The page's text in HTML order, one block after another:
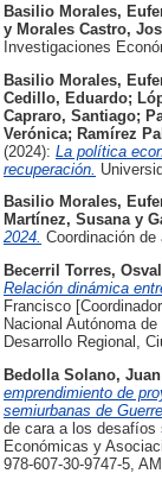
Basilio Morales,
y Morales Castro,
Investigaciones
Basilio Morales,
Cedillo, Eduardo;
Capraro, Santiago;
Verónica; Ramírez
(2024): La política
recuperación.
Basilio Morales,
Martínez, Susanay
2024. Coordinación
Becerril Torres,
Relación dinámica
Francisco
Nacional Autónoma
Desarrollo Regional,
Bedolla Solano,
emprendimiento de
semiurbanas de
de cara a los desafíos
Económicas y
978-607-30-9747-5,